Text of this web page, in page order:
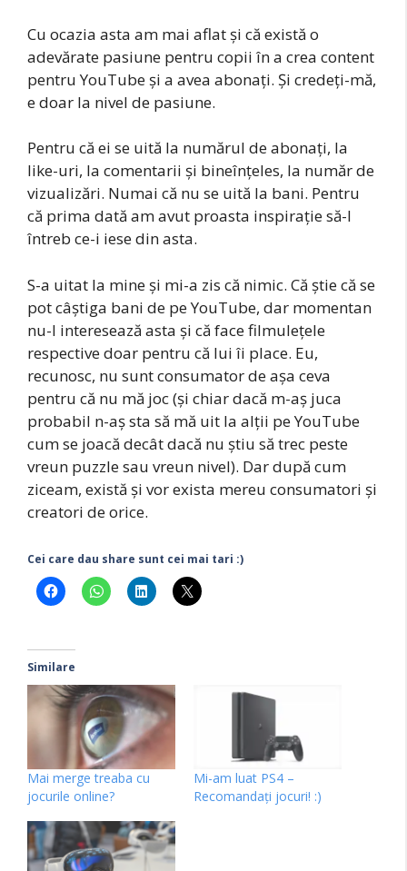
Cu ocazia asta am mai aflat și că există o
adevărate pasiune pentru copii în a crea content
pentru YouTube și a avea abonați. Și credeți-mă,
e doar la nivel de pasiune.
Pentru că ei se uită la numărul de abonați, la
like-uri, la comentarii și bineînțeles, la număr de
vizualizări. Numai că nu se uită la bani. Pentru
că prima dată am avut proasta inspirație să-l
întreb ce-i iese din asta.
S-a uitat la mine și mi-a zis că nimic. Că știe că se
pot câștiga bani de pe YouTube, dar momentan
nu-l interesează asta și că face filmulețele
respective doar pentru că lui îi place. Eu,
recunosc, nu sunt consumator de așa ceva
pentru că nu mă joc (și chiar dacă m-aș juca
probabil n-aș sta să mă uit la alții pe YouTube
cum se joacă decât dacă nu știu să trec peste
vreun puzzle sau vreun nivel). Dar după cum
ziceam, există și vor exista mereu consumatori și
creatori de orice.
Cei care dau share sunt cei mai tari :)
Similare
Mai merge treaba cu
jocurile online?
Mi-am luat PS4 –
Recomandați jocuri! :)